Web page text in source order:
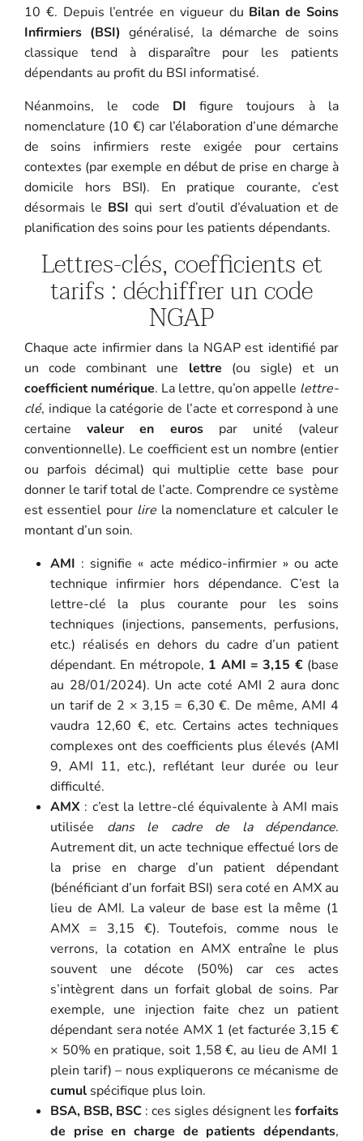
10 €. Depuis l’entrée en vigueur du Bilan de Soins
Infirmiers (BSI) généralisé, la démarche de soins
classique tend à disparaître pour les patients
dépendants au profit du BSI informatisé.
Néanmoins, le code DI figure toujours à la
nomenclature (10 €) car l’élaboration d’une démarche
de soins infirmiers reste exigée pour certains
contextes (par exemple en début de prise en charge à
domicile hors BSI). En pratique courante, c’est
désormais le BSI qui sert d’outil d’évaluation et de
planification des soins pour les patients dépendants.
Lettres-clés, coefficients et
tarifs : déchiffrer un code
NGAP
Chaque acte infirmier dans la NGAP est identifié par
un code combinant une lettre (ou sigle) et un
coefficient numérique. La lettre, qu’on appelle lettre-
clé, indique la catégorie de l’acte et correspond à une
certainevaleur en euros par unité (valeur
conventionnelle). Le coefficient est un nombre (entier
ou parfois décimal) qui multiplie cette base pour
donner le tarif total de l’acte. Comprendre ce système
est essentiel pour lire la nomenclature et calculer le
montant d’un soin.
AMI : signifie « acte médico-infirmier » ou acte
technique infirmier hors dépendance. C’est la
lettre-clé la plus courante pour les soins
techniques (injections, pansements, perfusions,
etc.) réalisés en dehors du cadre d’un patient
dépendant. En métropole, 1 AMI = 3,15 €(base
au 28/01/2024). Un acte coté AMI 2 aura donc
un tarif de 2 × 3,15 = 6,30 €. De même, AMI 4
vaudra 12,60 €, etc. Certains actes techniques
complexes ont des coefficients plus élevés (AMI
9, AMI 11, etc.), reflétant leur durée ou leur
difficulté.
AMX : c’est la lettre-clé équivalente à AMI mais
utilisée dans le cadre de la dépendance.
Autrement dit, un acte technique effectué lors de
la prise en charge d’un patient dépendant
(bénéficiant d’un forfait BSI) sera coté en AMX au
lieu de AMI. La valeur de base est la même (1
AMX = 3,15 €). Toutefois, comme nous le
verrons, la cotation en AMX entraîne le plus
souvent une décote (50%) car ces actes
s’intègrent dans un forfait global de soins. Par
exemple, une injection faite chez un patient
dépendant sera notée AMX 1 (et facturée 3,15 €
× 50% en pratique, soit 1,58 €, au lieu de AMI 1
plein tarif) – nous expliquerons ce mécanisme de
cumulspécifique plus loin.
BSA, BSB, BSC : ces sigles désignent lesforfaits
de prise en charge de patients dépendants,